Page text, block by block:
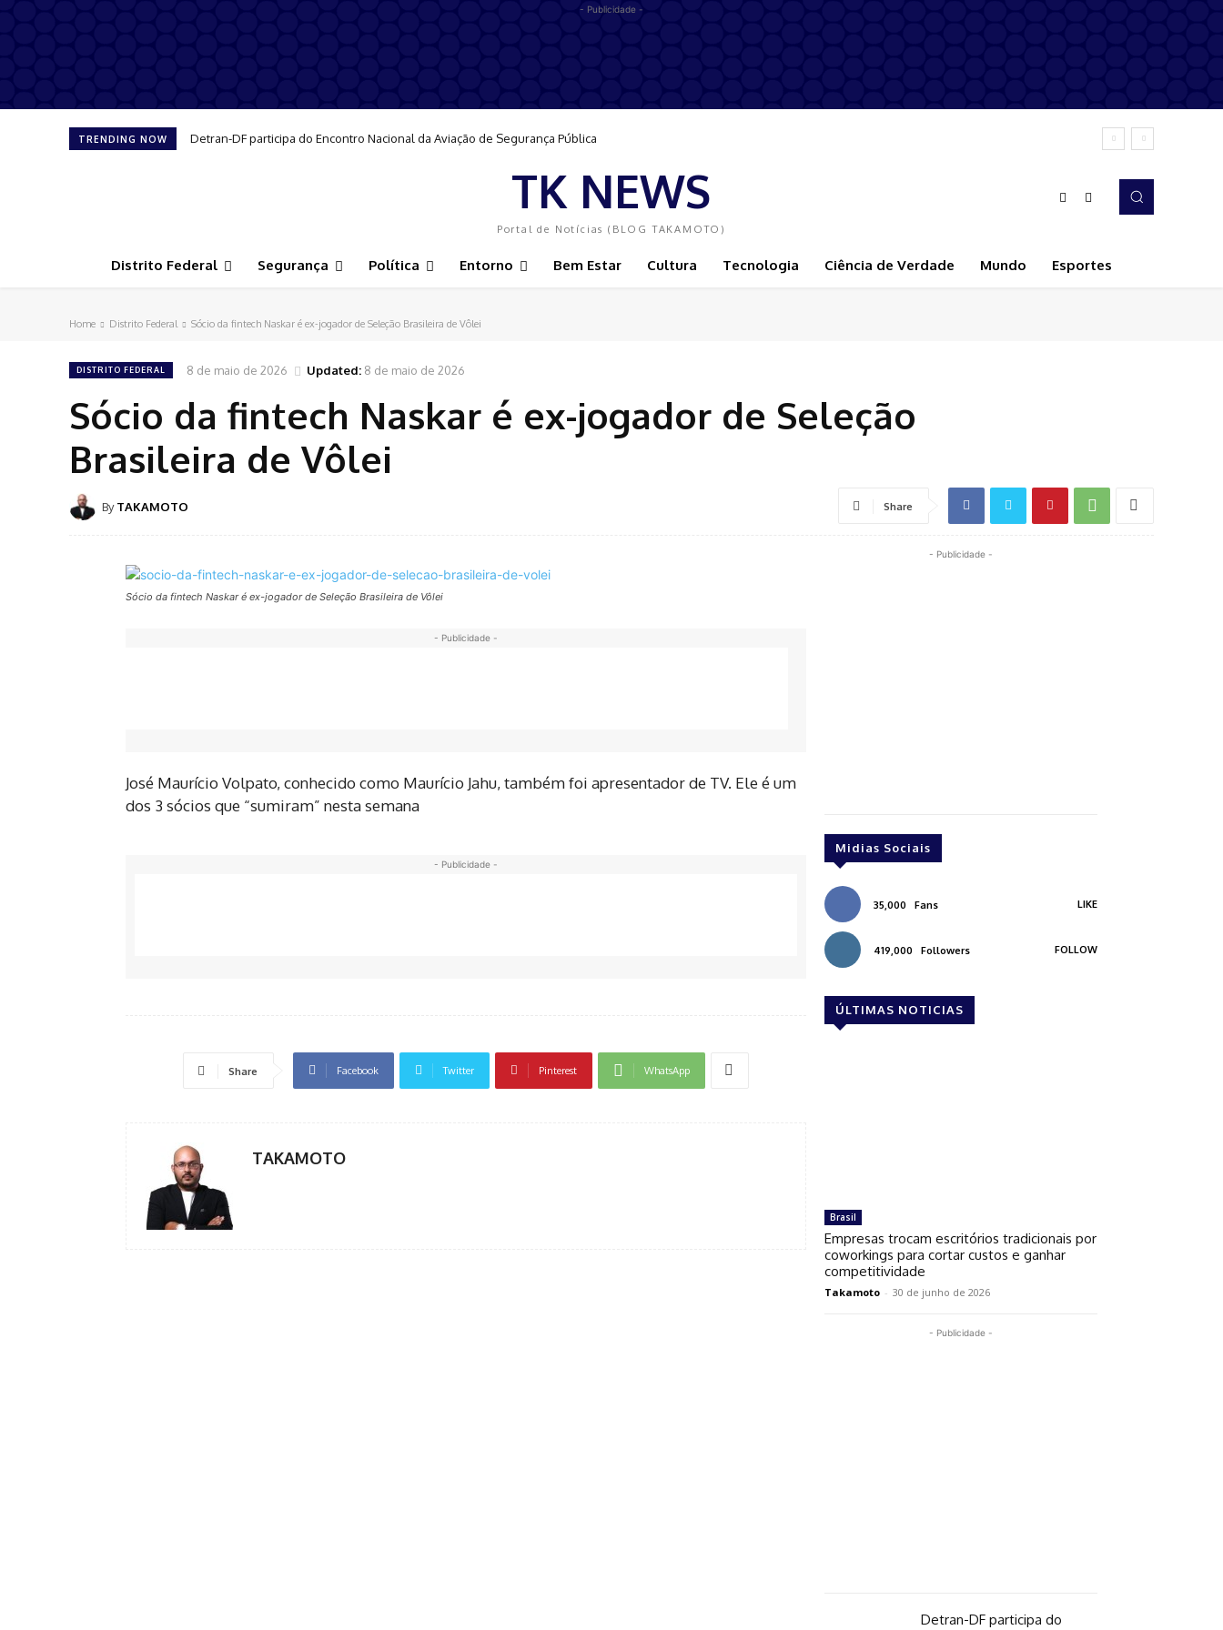
- Publicidade -
TRENDING NOW Detran-DF participa do Encontro Nacional da Aviação de Segurança Pública
TK NEWS
Portal de Notícias (BLOG TAKAMOTO)
Distrito Federal Segurança Política Entorno Bem Estar Cultura Tecnologia Ciência de Verdade Mundo Esportes
Home Distrito Federal Sócio da fintech Naskar é ex-jogador de Seleção Brasileira de Vôlei
DISTRITO FEDERAL 8 de maio de 2026 Updated: 8 de maio de 2026
Sócio da fintech Naskar é ex-jogador de Seleção
Brasileira de Vôlei
By TAKAMOTO Share
Sócio da fintech Naskar é ex-jogador de Seleção Brasileira de Vôlei
- Publicidade -
José Maurício Volpato, conhecido como Maurício Jahu, também foi apresentador de TV. Ele é um
dos 3 sócios que “sumiram” nesta semana
- Publicidade -
Share Facebook Twitter Pinterest WhatsApp
TAKAMOTO
- Publicidade -
Midias Sociais
35,000 Fans LIKE
419,000 Followers FOLLOW
ÚLTIMAS NOTICIAS
Brasil
Empresas trocam escritórios tradicionais por
coworkings para cortar custos e ganhar
competitividade
Takamoto - 30 de junho de 2026
- Publicidade -
Detran-DF participa do